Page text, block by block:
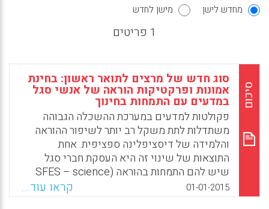
מחדש לישן
מישן לחדש
1 פריטים
סיכום
סוג חדש של מרצים לתואר ראשון: בחינת
אמונות ופרקטיקות הוראה של אנשי סגל
במדעים עם התמחות בחינוך
פקולטות למדעים במערכת ההשכלה הגבוהה
משתדלות לתת משקל רב יותר לשיפור ההוראה
והלמידה של דיסציפלינה ספציפית. אחת
התוצאות של שינוי זה היא העסקת חברי סגל
שיש להם התמחות בהוראה (SFES – science
faculty with educational specialties ). מן
המדגם עולות האמונות שמורי SFES מחזיקים בהן
01-01-2015 קראו עוד...